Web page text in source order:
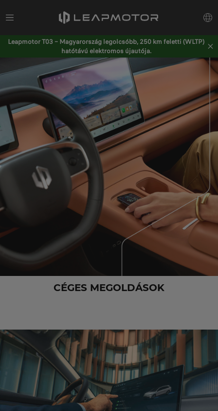
Leapmotor T03 – Magyarország legolcsóbb, 250 km feletti (WLTP)
hatótávú elektromos újautója.
CÉGES MEGOLDÁSOK